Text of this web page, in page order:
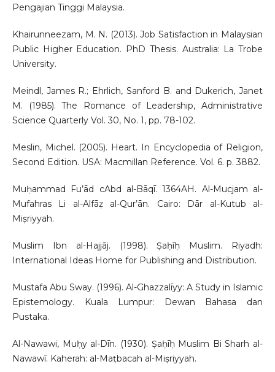
Pengajian Tinggi Malaysia.
Khairunneezam, M. N. (2013). Job Satisfaction in Malaysian
Public Higher Education. PhD Thesis. Australia: La Trobe
University.
Meindl, James R.; Ehrlich, Sanford B. and Dukerich, Janet
M. (1985). The Romance of Leadership, Administrative
Science Quarterly Vol. 30, No. 1, pp. 78-102.
Meslin, Michel. (2005). Heart. In Encyclopedia of Religion,
Second Edition. USA: Macmillan Reference. Vol. 6. p. 3882.
Muḥammad Fu’ād cAbd al-Bāqī. 1364AH. Al-Mucjam al-
Mufahras Li al-Alfāẓ al-Qur’ān. Cairo: Dār al-Kutub al-
Miṣriyyah.
Muslim Ibn al-Hajjāj. (1998). Ṣaḥīḥ Muslim. Riyadh:
International Ideas Home for Publishing and Distribution.
Mustafa Abu Sway. (1996). Al-Ghazzalīyy: A Study in Islamic
Epistemology. Kuala Lumpur: Dewan Bahasa dan
Pustaka.
Al-Nawawi, Muḥy al-Dīn. (1930). Ṣaḥīḥ Muslim Bi Sharh al-
Nawawī. Kaherah: al-Maṭbacah al-Miṣriyyah.